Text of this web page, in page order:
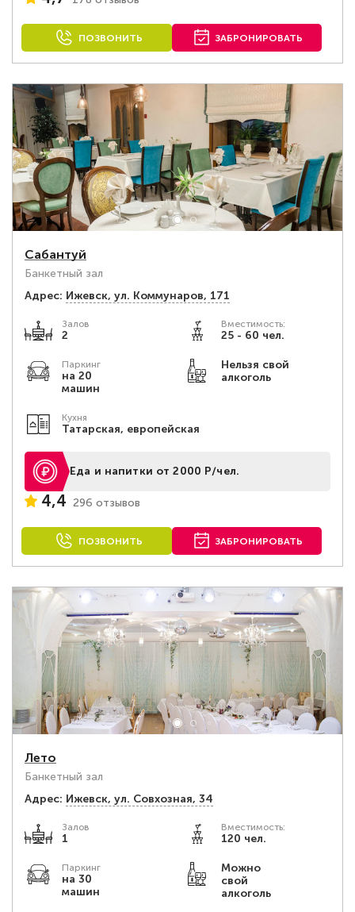
ПОЗВОНИТЬ ЗАБРОНИРОВАТЬ
Сабантуй
Банкетный зал
Адрес: Ижевск, ул. Коммунаров, 171
Залов
2
Вместимость:
25 - 60 чел.
Паркинг
на 20
машин
Нельзя свой
алкоголь
Кухня
Татарская, европейская
Еда и напитки от 2000 Р/чел.
4,4 296 отзывов
ПОЗВОНИТЬ ЗАБРОНИРОВАТЬ
Лето
Банкетный зал
Адрес: Ижевск, ул. Совхозная, 34
Залов
1
Вместимость:
120 чел.
Паркинг
на 30
машин
Можно
свой
алкоголь